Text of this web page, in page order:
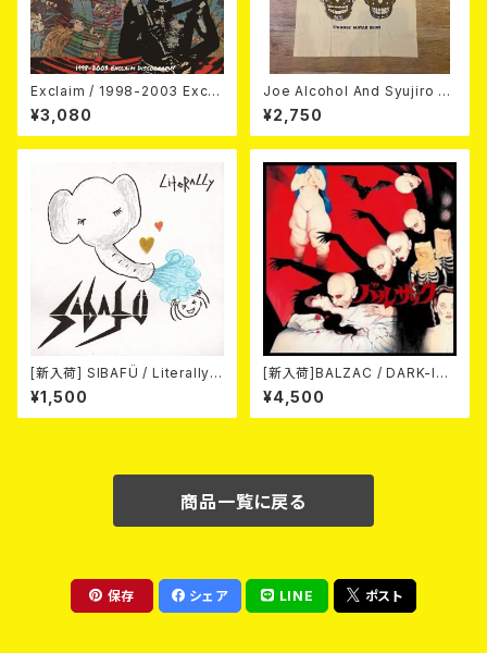
Exclaim / 1998-2003 Excla
im Discography
¥3,080
Joe Alcohol And Syujiro H
ase / Strange Guitar Blues
¥2,750
[新入荷] SIBAFÜ / Literally
(7"EP)
¥1,500
[新入荷]BALZAC / DARK-IS
M -20th Anniversary Comp
ilation- (2CD)
¥4,500
商品一覧に戻る
保存 シェア LINE ポスト